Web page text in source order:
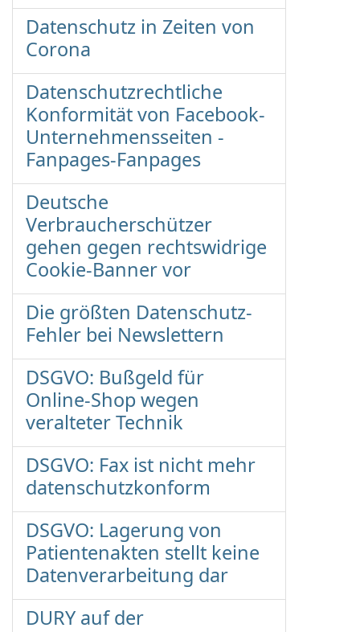
Datenschutz in Zeiten von
Corona
Datenschutzrechtliche
Konformität von Facebook-
Unternehmensseiten -
Fanpages-Fanpages
Deutsche
Verbraucherschützer
gehen gegen rechtswidrige
Cookie-Banner vor
Die größten Datenschutz-
Fehler bei Newslettern
DSGVO: Bußgeld für
Online-Shop wegen
veralteter Technik
DSGVO: Fax ist nicht mehr
datenschutzkonform
DSGVO: Lagerung von
Patientenakten stellt keine
Datenverarbeitung dar
DURY auf der